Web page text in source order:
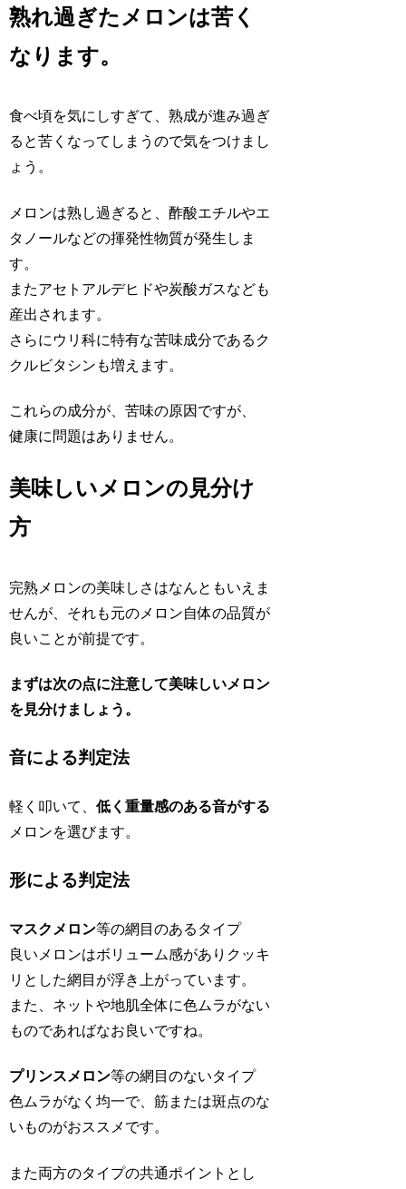
熟れ過ぎたメロンは苦く
なります。
食べ頃を気にしすぎて、熟成が進み過ぎ
ると苦くなってしまうので気をつけまし
ょう。
メロンは熟し過ぎると、酢酸エチルやエ
タノールなどの揮発性物質が発生しま
す。
またアセトアルデヒドや炭酸ガスなども
産出されます。
さらにウリ科に特有な苦味成分であるク
クルビタシンも増えます。
これらの成分が、苦味の原因ですが、
健康に問題はありません。
美味しいメロンの見分け
方
完熟メロンの美味しさはなんともいえま
せんが、それも元のメロン自体の品質が
良いことが前提です。
まずは次の点に注意して美味しいメロン
を見分けましょう。
音による判定法
軽く叩いて、低く重量感のある音がする
メロンを選びます。
形による判定法
マスクメロン等の網目のあるタイプ
良いメロンはボリューム感がありクッキ
リとした網目が浮き上がっています。
また、ネットや地肌全体に色ムラがない
ものであればなお良いですね。
プリンスメロン等の網目のないタイプ
色ムラがなく均一で、筋または斑点のな
いものがおススメです。
また両方のタイプの共通ポイントとし